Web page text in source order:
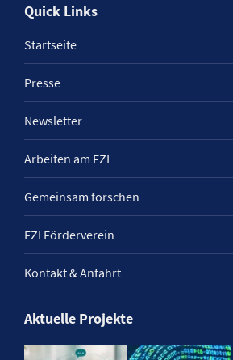
Quick Links
Startseite
Presse
Newsletter
Arbeiten am FZI
Gemeinsam forschen
FZI Förderverein
Kontakt & Anfahrt
Aktuelle Projekte